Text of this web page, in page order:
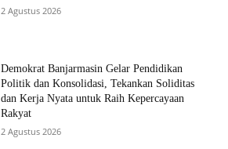
2 Agustus 2026
Demokrat Banjarmasin Gelar Pendidikan
Politik dan Konsolidasi, Tekankan Soliditas
dan Kerja Nyata untuk Raih Kepercayaan
Rakyat
2 Agustus 2026